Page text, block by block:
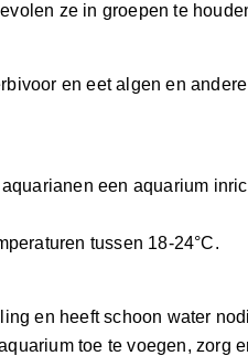
ze in groepen te
en eet algen en
een aquarium
tussen 18-24°C.
en heeft schoon water
toe te voegen, zorg